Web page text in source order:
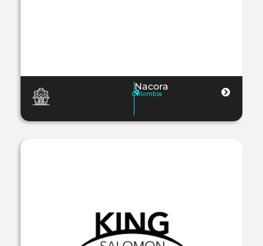
Nacora
Colombia